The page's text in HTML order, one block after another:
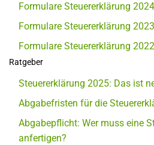
Formulare Steuererklärung 2024
Formulare Steuererklärung 2023
Formulare Steuererklärung 2022
Ratgeber
Steuererklärung 2025: Das ist
Abgabefristen für die
Abgabepflicht: Wer muss eine
anfertigen?